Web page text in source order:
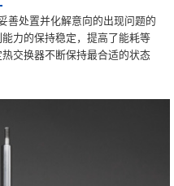
善处置并化解意向的出现问题的
力的保持稳定，提高了能耗等
交换器不断保持最合适的状态